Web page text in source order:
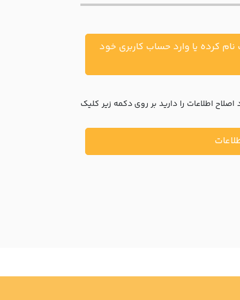
کرده یا وارد حساب کاربری خود
اطلاعات را دارید بر روی دکمه زیر کلیک